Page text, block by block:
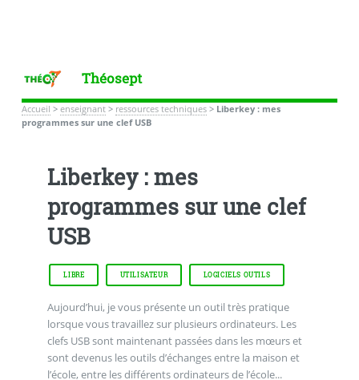
Théosept
Accueil > enseignant> ressources techniques> Liberkey : mes
programmes sur une clef USB
Liberkey : mes
programmes sur une clef
USB
LIBRE UTILISATEUR LOGICIELS OUTILS
Aujourd’hui, je vous présente un outil très pratique
lorsque vous travaillez sur plusieurs ordinateurs. Les
clefs USB sont maintenant passées dans les mœurs et
sont devenus les outils d’échanges entre la maison et
l’école, entre les différents ordinateurs de l’école...